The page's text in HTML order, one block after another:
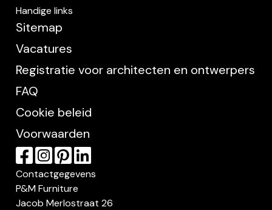
Handige links
Sitemap
Vacatures
Registratie voor architecten en ontwerpers
FAQ
Cookie beleid
Voorwaarden
Contactgegevens
P&M Furniture
Jacob Merlostraat 26